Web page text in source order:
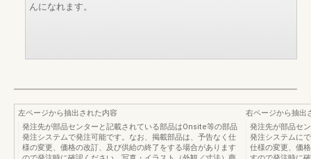
んになれます。
左ページから抽出された内容
発注先が部品センターと記載されている部品はOnsite等の部品
発注システムで発注可能です。なお、掲載部品は、予告なく仕
様の変更、価格の改訂、及び供給の終了をする場合があります
右ページから抽出
発注先が部品セ
発注システムに
仕様の変更、価